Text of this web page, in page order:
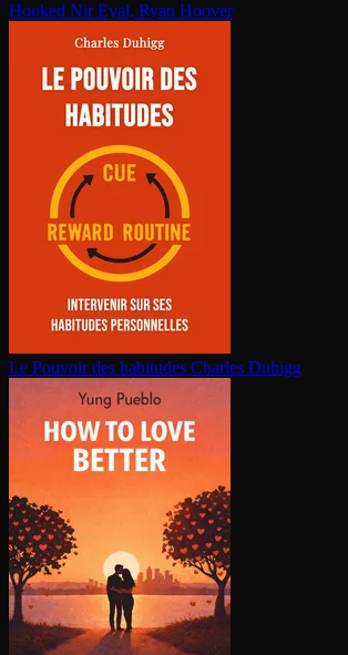
Hooked Nir Eyal, Ryan Hoover
Le Pouvoir des habitudes Charles Duhigg